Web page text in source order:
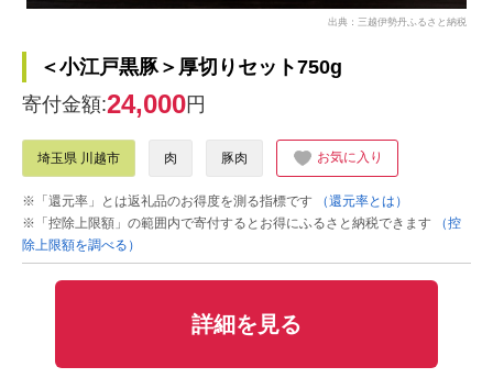
出典：三越伊勢丹ふるさと納税
＜小江戸黒豚＞厚切りセット750g
寄付金額:24,000円
埼玉県 川越市 肉 豚肉 お気に入り
※「還元率」とは返礼品のお得度を測る指標です
（還元率とは）
※「控除上限額」の範囲内で寄付するとお得にふるさと納税できます
（控
除上限額を調べる）
詳細を見る